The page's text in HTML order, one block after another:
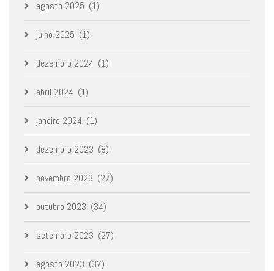
agosto 2025 (1)
julho 2025 (1)
dezembro 2024 (1)
abril 2024 (1)
janeiro 2024 (1)
dezembro 2023 (8)
novembro 2023 (27)
outubro 2023 (34)
setembro 2023 (27)
agosto 2023 (37)